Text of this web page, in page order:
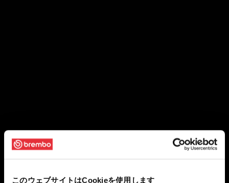
このウェブサイトはCookieを使用します